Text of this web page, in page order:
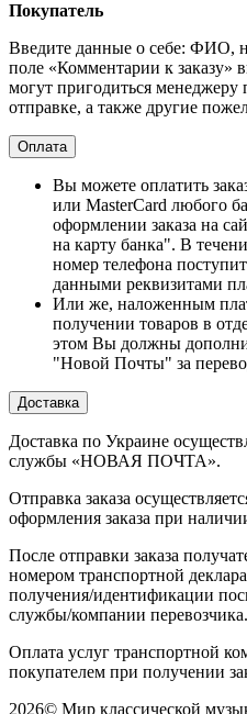
Покупатель
Введите данные о себе: ФИО,
поле «Комментарии к заказу»
могут пригодиться менеджеру
отправке, а также другие
Оплата
Вы можете оплатить
или MasterCard любого
оформлении заказа на
на карту банка". В
номер телефона
данными реквизитами
Или же, наложенным
получении товаров в
этом Вы должны
"Новой Почты" за
Доставка
Доставка по Украине
службы «НОВАЯ ПОЧТА».
Отправка заказа
оформления заказа при
После отправки заказа
номером транспортной
получения/идентификации
службы/компании перевозчика.
Оплата услуг транспортной
покупателем при получении
2026© Мир классической